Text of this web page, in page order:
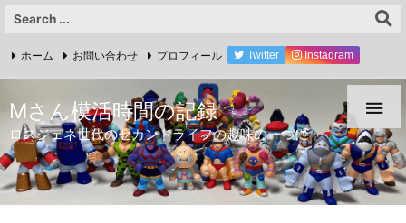

ホーム お問い合わせ プロフィール Twitter Instagram
Mさん模活時間の記録
ロスジェネ世代のセカンドライフの趣味の一つに